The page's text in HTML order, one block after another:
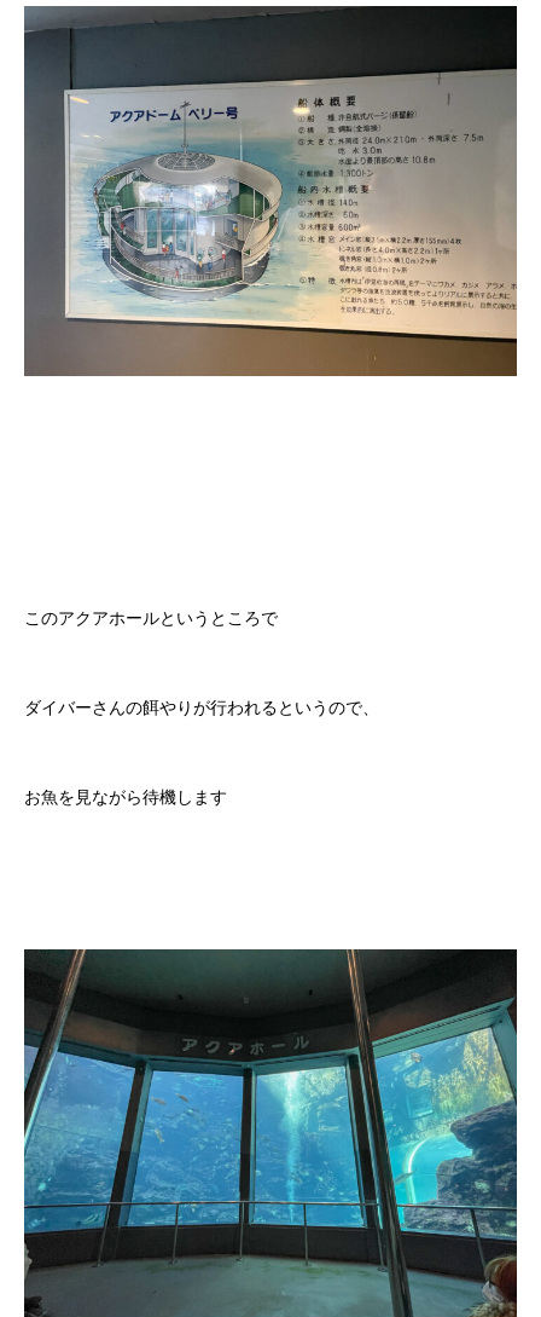
このアクアホールというところで
ダイバーさんの餌やりが行われるというので、
お魚を見ながら待機します